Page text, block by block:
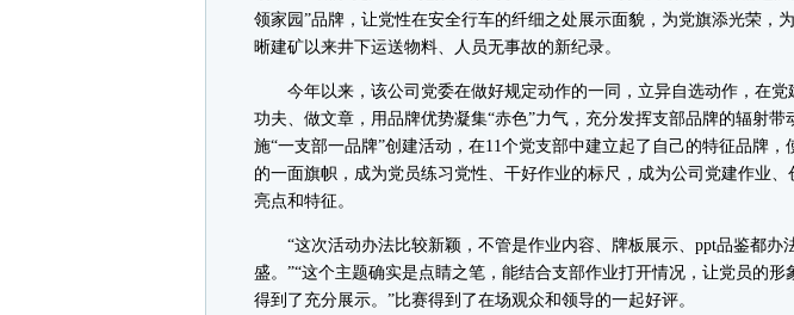
领家园”品牌，让党性在安全行车的纤细之处展示面貌，为党旗添光荣，
晰建矿以来井下运送物料、人员无事故的新纪录。
今年以来，该公司党委在做好规定动作的一同，立异自选动作，在党
功夫、做文章，用品牌优势凝集“赤色”力气，充分发挥支部品牌的辐射带
施“一支部一品牌”创建活动，在11个党支部中建立起了自己的特征品牌，
的一面旗帜，成为党员练习党性、干好作业的标尺，成为公司党建作业
亮点和特征。
“这次活动办法比较新颖，不管是作业内容、牌板展示、ppt品鉴都办
盛。”“这个主题确实是点睛之笔，能结合支部作业打开情况，让党员的形
得到了充分展示。”比赛得到了在场观众和领导的一起好评。